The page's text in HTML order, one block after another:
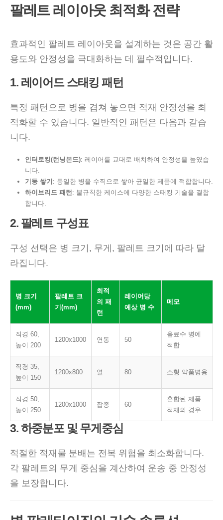
팔레트 레이아웃 최적화 전략
효과적인 팔레트 레이아웃을 설계하는 것은 공간 활
용도와 안정성을 극대화하는 데 필수적입니다.
1. 레이어드 스태킹 패턴
특정 패턴으로 병을 겹쳐 놓으면 적재 안정성을 최
적화할 수 있습니다. 일반적인 패턴은 다음과 같습
니다.
인터로킹(런닝본드): 레이어를 교대로 배치하여 안정성을 높였습
니다.
기둥 쌓기: 동일한 병을 수직으로 쌓아 균일한 제품에 적합합니다.
하이브리드 패턴: 불규칙한 케이스에 다양한 스태킹 기술을 결합
합니다.
2. 팔레트 구성표
구성 선택은 병 크기, 무게, 팔레트 크기에 따라 달
라집니다.
병 크기
(mm)
팔레트 크
기(mm)
최적
의 패
턴
레이어당
예상 병 수
메모
직경 60,
높이 200
1200x1000 연동 50
음료수 병에
적합
직경 35,
높이 150
1200x800 열 80 소형 약품병용
직경 50,
높이 250
1200x1000 잡종 60
혼합된 제품
적재의 경우
3. 하중분포 및 무게중심
적절한 적재물 분배는 전복 위험을 최소화합니다.
각 팔레트의 무게 중심을 계산하여 운송 중 안정성
을 보장합니다.